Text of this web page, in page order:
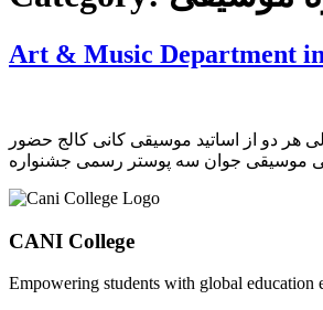
Art & Music Department
هر دو از اساتید موسیقی کانی کالج حضور
CANI College
Empowering students with global education